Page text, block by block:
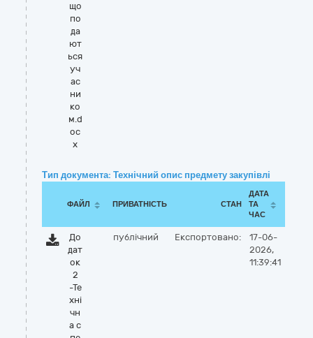
що
по
да
ют
ься
уч
ас
ни
ко
м.d
oc
x
Тип документа: Технічний опис предмету закупівлі
ФАЙЛ ПРИВАТНІСТЬ СТАН
ДАТА
ТА
ЧАС
До
дат
ок
2
-Те
хні
чн
а с
публічний Експортовано:
17-06-
2026,
11:39:41